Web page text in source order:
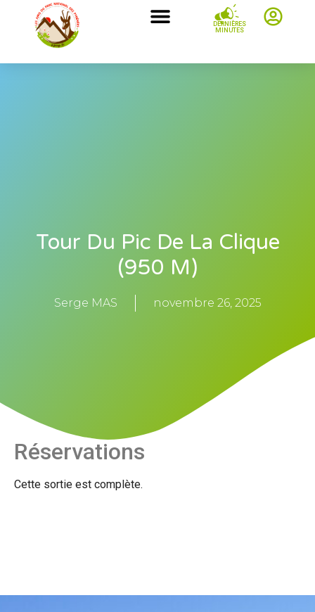
DERNIÈRES
MINUTES
Tour Du Pic De La Clique
(950 M)
Serge MAS novembre 26, 2025
Réservations
Cette sortie est complète.